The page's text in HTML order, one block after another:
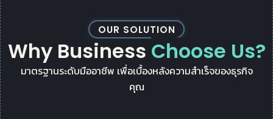
OUR SOLUTION
Why Business Choose Us?
มาตรฐานระดับมืออาชีพ เพื่อเบื้องหลังความสำเร็จของธุรกิจ
คุณ